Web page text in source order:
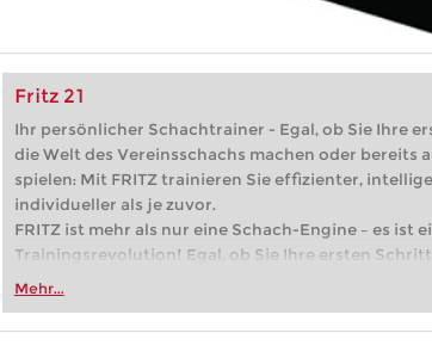
Fritz 21
Ihr persönlicher Schachtrainer - Egal, ob Sie Ihre
die Welt des Vereinsschachs machen oder bereits
spielen: Mit FRITZ trainieren Sie effizienter,
individueller als je zuvor.
FRITZ ist mehr als nur eine Schach-Engine – es ist
Trainingsrevolution! Egal, ob Sie Ihre ersten
Vereinsschachs machen oder bereits auf
zuvor.
Mehr...